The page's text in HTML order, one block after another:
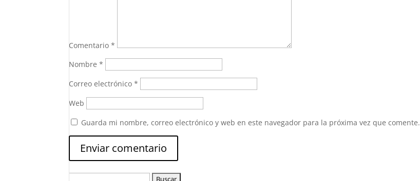
Comentario*
Nombre*
Correo electrónico*
Web
Guarda mi nombre, correo electrónico y web en este navegador para la próxima vez que comente.